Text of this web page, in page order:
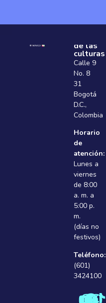
de las
culturas
Calle 9
No. 8
31
Bogotá
D.C.,
Colombia
Horario
de
atención:
Lunes a
viernes
de 8:00
a. m. a
5:00 p.
m.
(días no
festivos)
Teléfono:
(601)
3424100